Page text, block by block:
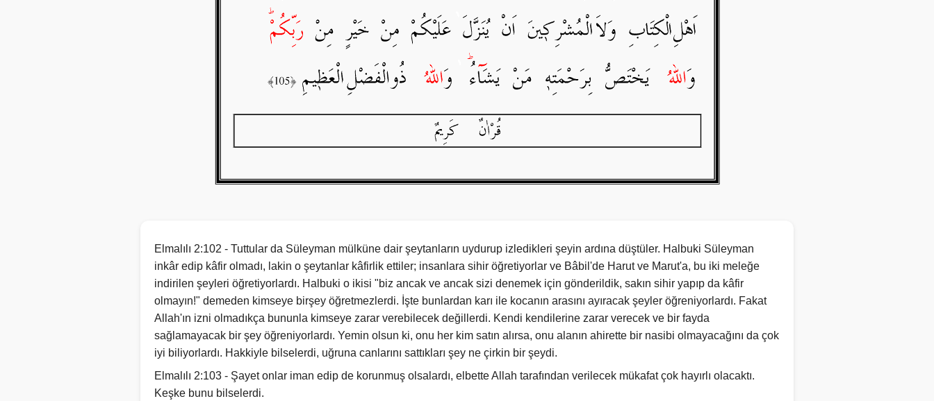
Elmalılı 2:102 - Tuttular da Süleyman mülküne dair şeytanların uydurup izledikleri şeyin ardına düştüler. Halbuki Süleyman
inkâr edip kâfir olmadı, lakin o şeytanlar kâfirlik ettiler; insanlara sihir öğretiyorlar ve Bâbil'de Harut ve Marut'a, bu iki meleğe
indirilen şeyleri öğretiyorlardı. Halbuki o ikisi "biz ancak ve ancak sizi denemek için gönderildik, sakın sihir yapıp da kâfir
olmayın!" demeden kimseye birşey öğretmezlerdi. İşte bunlardan karı ile kocanın arasını ayıracak şeyler öğreniyorlardı. Fakat
Allah'ın izni olmadıkça bununla kimseye zarar verebilecek değillerdi. Kendi kendilerine zarar verecek ve bir fayda
sağlamayacak bir şey öğreniyorlardı. Yemin olsun ki, onu her kim satın alırsa, onu alanın ahirette bir nasibi olmayacağını da çok
iyi biliyorlardı. Hakkiyle bilselerdi, uğruna canlarını sattıkları şey ne çirkin bir şeydi.
Elmalılı 2:103 - Şayet onlar iman edip de korunmuş olsalardı, elbette Allah tarafından verilecek mükafat çok hayırlı olacaktı.
Keşke bunu bilselerdi.